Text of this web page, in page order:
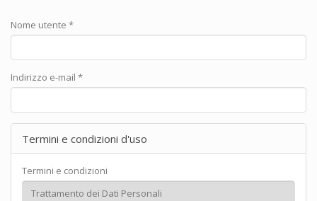
Nome utente *
Indirizzo e-mail *
Termini e condizioni d'uso
Termini e condizioni